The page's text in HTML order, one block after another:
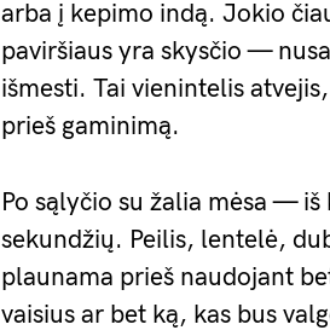
arba į kepimo indą. Jokio
paviršiaus yra skysčio —
išmesti. Tai vienintelis
prieš gaminimą.
Po sąlyčio su žalia mėsa —
sekundžių. Peilis, lentelė,
plaunama prieš naudojant
vaisius ar bet ką, kas bus